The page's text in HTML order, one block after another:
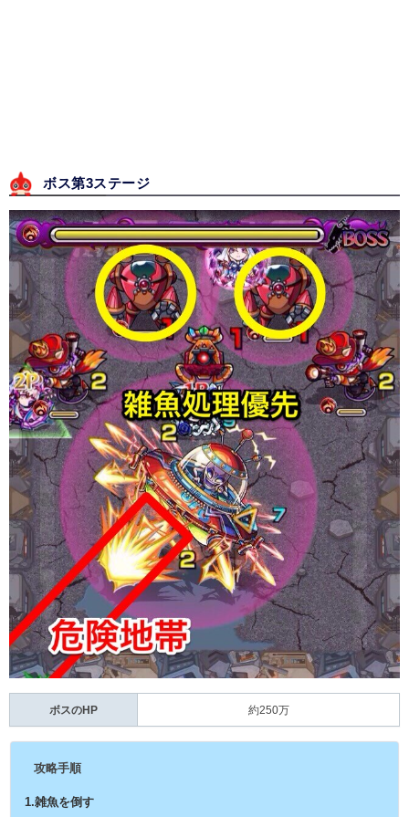
ボス第3ステージ
ボスのHP 約250万
攻略手順
1.雑魚を倒す